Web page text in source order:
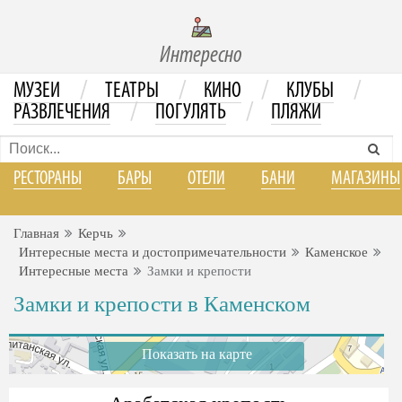
Интересно
МУЗЕИ / ТЕАТРЫ / КИНО / КЛУБЫ /
РАЗВЛЕЧЕНИЯ / ПОГУЛЯТЬ / ПЛЯЖИ
РЕСТОРАНЫ БАРЫ ОТЕЛИ БАНИ МАГАЗИНЫ
Главная
Керчь
Интересные места и достопримечательности
Каменское
Интересные места
Замки и крепости
Замки и крепости в Каменском
Показать на карте